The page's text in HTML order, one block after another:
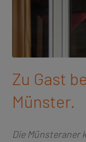
Zu Gast
Münster.
Die Münsteraner